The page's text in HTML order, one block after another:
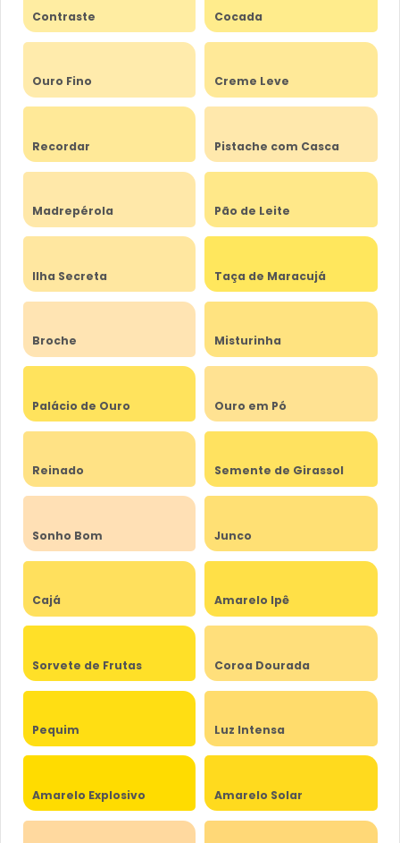
Contraste Cocada
Ouro Fino Creme Leve
Recordar Pistache com Casca
Madrepérola Pão de Leite
Ilha Secreta Taça de Maracujá
Broche Misturinha
Palácio de Ouro Ouro em Pó
Reinado Semente de Girassol
Sonho Bom Junco
Cajá Amarelo Ipê
Sorvete de Frutas Coroa Dourada
Pequim Luz Intensa
Amarelo Explosivo Amarelo Solar